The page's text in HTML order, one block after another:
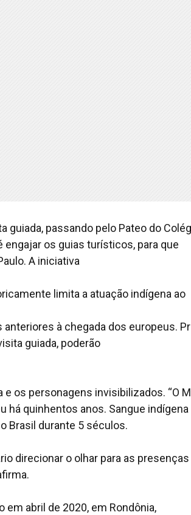
guiada, passando pelo Pateo do
engajar os guias turísticos, para que
A iniciativa
limita a atuação indígena ao
à chegada dos europeus.
guiada, poderão
os personagens invisibilizados. “O
há quinhentos anos. Sangue indígena
Brasil durante 5 séculos.
direcionar o olhar para as presenças
em abril de 2020, em Rondônia,